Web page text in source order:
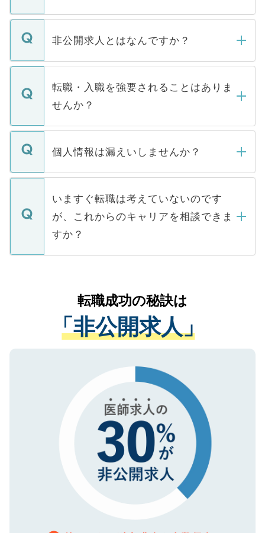
ご登録いただきましたら、弊社担当者がご
登録内容を確認し、その後メールもしくは
ます。通常、5営業日以内にはご連絡をせて
いただきますので、しばらくお待ちくださ
い。
非公開求人とはなんですか？
マイナビDOCTORで取り扱っている求人の
うち約3割は、Webサイトからご覧いただ
けない「非公開求人」です。非公開求人は
下記の理由によって、一般には公開してい
ません。
■応募殺到を避けるため 人気のある医療機
関を公にしてしまうと、応募が殺到する場
に、医療機関が求める条件に合った人材の
みを人材紹介会社に依頼するケースが増え
ています。
転職・入職を強要されることはありま
せんか？
転職・入職を強要することは一切ありませ
ん。また、仮に応募先から内定をいただい
定を承諾する必要はありません。内定先へ
の辞退の連絡はキャリアパートナーが行い
ますので、ご安心ください。
個人情報は漏えいしませんか？
個人情報が漏えいすることはありませんの
で、ご安心ください。当サイトからの登録
などで収集したご登録者様の個人情報は、
ご本人のキャリアアップおよび転職活動の
支援を目的に使用いたします。お預かりし
ているすべての個人データはご本人の許可
は、個人情報の取り扱いについての厳密な
管理基準を満たした事業者のみに付与され
る、プライバシーマークを取得済みです。
ご登録いただいた個人情報は、SSL（デー
で、機密保持に関してもご安心ください。
いますぐ転職は考えていないのです
が、これからのキャリアを相談できま
すか？
かがいして、現在の医療機関の状況や紹介
経験をまじえながら、適切なアドバイスを
させていただきます。すぐにご転職をされ
ない方には、長期的なサポートが可能です
ので、まずはご登録ください。
転職成功の秘訣は
「非公開求人」